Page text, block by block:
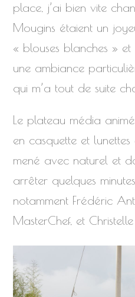
place, j’ai bien vite
Mougins étaient un
« blouses blanches »
une ambiance
qui m’a tout de suite
Le plateau média
en casquette et lunettes
mené avec naturel et
arrêter quelques
notamment Frédéric
MasterChef, et Christelle